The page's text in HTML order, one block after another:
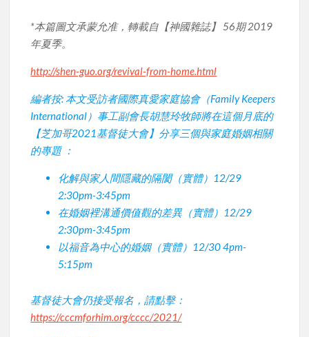
*本篇圖文承蒙允准，轉載自【神國雜誌】 56期 2019
年夏季。
http://shen-guo.org/revival-from-home.html
編者按: 本文受訪者國際真愛家庭協會（Family Keepers
International）事工副會長胡慧玲牧師將在這個月底的
【芝加哥2021基督徒大會】分享三個與家庭婚姻相關
的專題 ：
化解與家人間隱藏的隔閡（實體）12/29
2:30pm-3:45pm
在婚姻裡溝通價值觀的差異（實體）12/29
2:30pm-3:45pm
以福音為中心的婚姻（實體）12/30 4pm-
5:15pm
基督徒大會仍接受報名，請點擊：
https://cccmforhim.org/cccc/2021/